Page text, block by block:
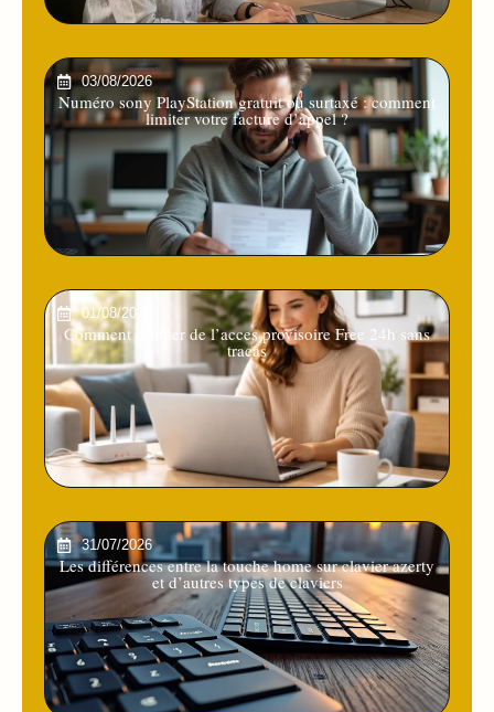
03/08/2026
Numéro sony PlayStation gratuit ou surtaxé : comment
limiter votre facture d’appel ?
01/08/2026
Comment profiter de l’acces provisoire Free 24h sans
tracas
31/07/2026
Les différences entre la touche home sur clavier azerty
et d’autres types de claviers